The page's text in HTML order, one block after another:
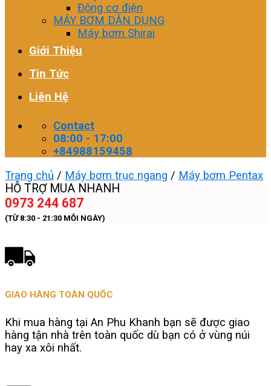
Động cơ điện
MÁY BƠM DÂN DỤNG
Máy bơm Shirai
Giới Thiệu
Tin Tức
Liên Hệ
Contact
08:00 - 17:00
+84988159458
Trang chủ / Máy bơm trục ngang / Máy bơm Pentax
HỖ TRỢ MUA NHANH
0973 244 687
(TỪ 8:30 - 21:30 MỖI NGÀY)
GIAO HÀNG TOÀN QUỐC
Khi mua hàng tại An Phu Khanh bạn sẽ được giao
hàng tận nhà trên toàn quốc dù bạn có ở vùng núi
hay xa xôi nhất.